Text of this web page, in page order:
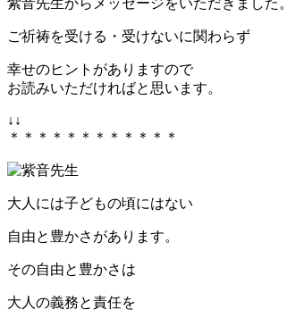
ご祈祷を受ける・受けないに関わらず
幸せのヒントがありますので
お読みいただければと思います。
↓↓
＊＊＊＊＊＊＊＊＊＊＊＊
大人には子どもの頃にはない
自由と豊かさがあります。
その自由と豊かさは
大人の義務と責任を